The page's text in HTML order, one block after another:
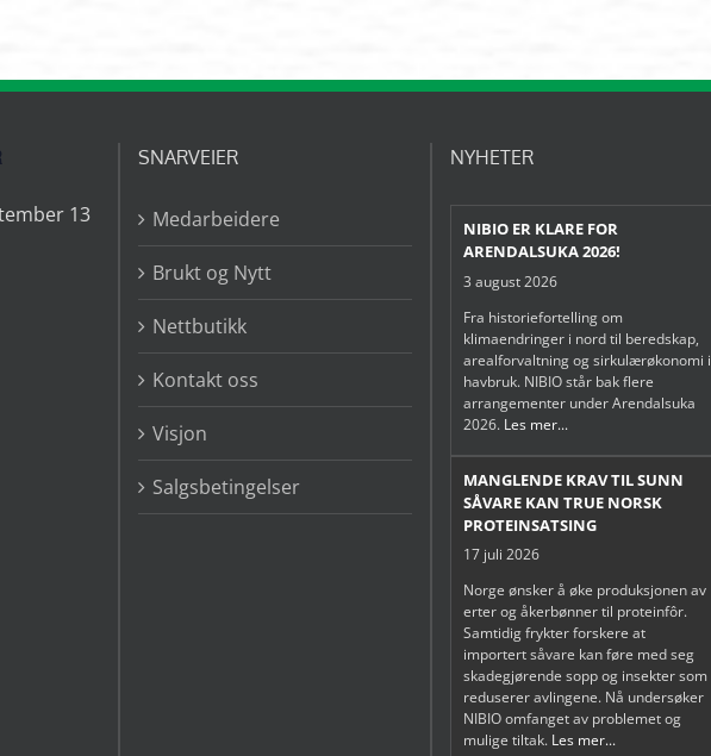
13
SNARVEIER
Medarbeidere
Brukt og Nytt
Nettbutikk
Kontakt oss
Visjon
Salgsbetingelser
NYHETER
NIBIO ER KLARE FOR
ARENDALSUKA 2026!
3 august 2026
Fra historiefortelling om
klimaendringer i nord til beredskap,
arealforvaltning og sirkulærøkonomi i
havbruk. NIBIO står bak flere
arrangementer under Arendalsuka
2026. Les mer...
MANGLENDE KRAV TIL SUNN
SÅVARE KAN TRUE NORSK
PROTEINSATSING
17 juli 2026
Norge ønsker å øke produksjonen av
erter og åkerbønner til proteinfôr.
Samtidig frykter forskere at
importert såvare kan føre med seg
skadegjørende sopp og insekter som
reduserer avlingene. Nå undersøker
NIBIO omfanget av problemet og
mulige tiltak. Les mer...